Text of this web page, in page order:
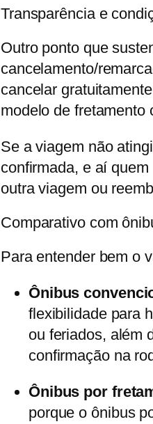
Transparência e
Outro ponto que
cancelamento/
cancelar
modelo de fretamento
Se a viagem não
confirmada, e aí
outra viagem ou
Comparativo com
Para entender bem o
Ônibus
flexibilidade para
ou feriados, além
confirmação na
Ônibus por
porque o ônibus